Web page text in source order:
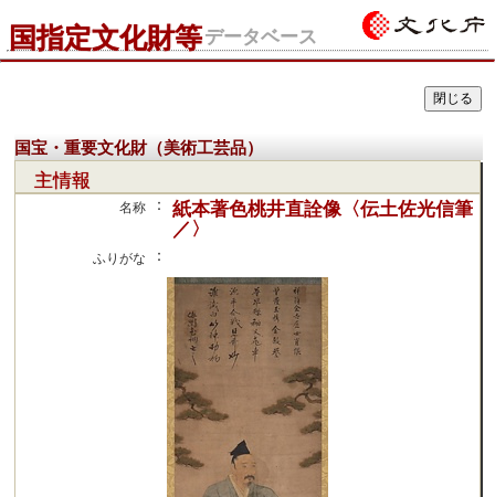
国指定文化財等データベース
国宝・重要文化財（美術工芸品）
主情報
名称 ：
紙本著色桃井直詮像〈伝土佐光信筆
／〉
ふりがな ：